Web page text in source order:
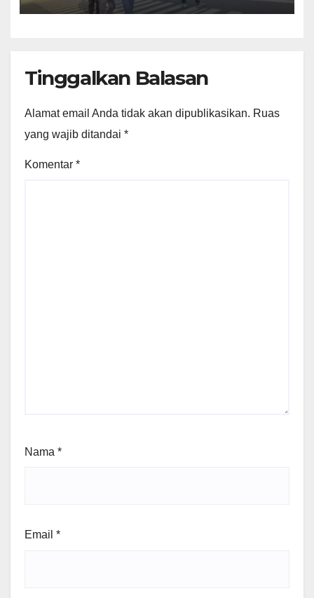
Tinggalkan Balasan
Alamat email Anda tidak akan dipublikasikan. Ruas
yang wajib ditandai *
Komentar *
Nama *
Email *